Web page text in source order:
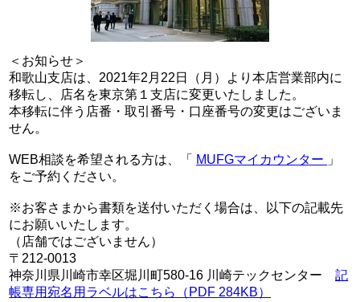
＜お知らせ＞
和歌山支店は、2021年2月22日（月）より本店営業部内に
移転し、店名を東京第１支店に変更いたしました。
本移転に伴う店番・取引番号・口座番号の変更はございま
せん。
WEB相談を希望される方は、「 MUFGマイカウンター 」
をご予約ください。
※お客さまから書類を送付いただく場合は、以下の記載先
にお願いいたします。
（店舗ではございません）
〒212-0013
神奈川県川崎市幸区堀川町580-16 川崎テックセンター記
帳専用宛名用ラベルはこちら（PDF 284KB）